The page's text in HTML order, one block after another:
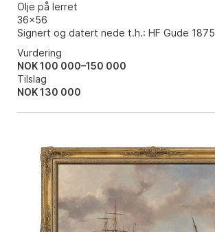
Olje på lerret
36x56
Signert og datert nede t.h.: HF Gude 1875
Vurdering
NOK 100 000–150 000
Tilslag
NOK130 000